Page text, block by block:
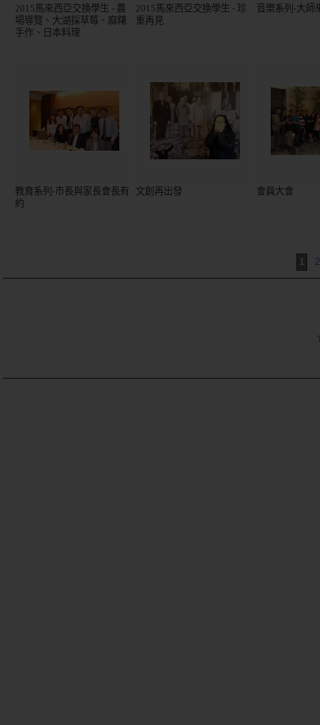
2015馬來西亞交換學生 - 農
場導覽、大湖採草莓、麻糬
手作、日本料理
2015馬來西亞交換學生 - 珍
重再見
音樂系列-大師
教育系列-市長與家長會長有
約
文創再出發 會員大會
1 2